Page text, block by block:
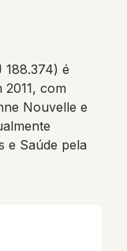
188.374) é
com
Nouvelle e
e Saúde pela